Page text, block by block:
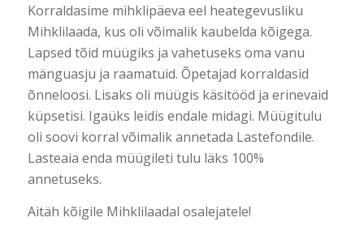
Korraldasime mihklipäeva eel heategevusliku
Mihklilaada, kus oli võimalik kaubelda kõigega.
Lapsed tõid müügiks ja vahetuseks oma vanu
mänguasju ja raamatuid. Õpetajad korraldasid
õnneloosi. Lisaks oli müügis käsitööd ja erinevaid
küpsetisi. Igaüks leidis endale midagi. Müügitulu
oli soovi korral võimalik annetada Lastefondile.
Lasteaia enda müügileti tulu läks 100%
annetuseks.
Aitäh kõigile Mihklilaadal osalejatele!